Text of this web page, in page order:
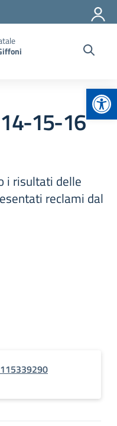
14-15-16
i risultati delle
reclami dal